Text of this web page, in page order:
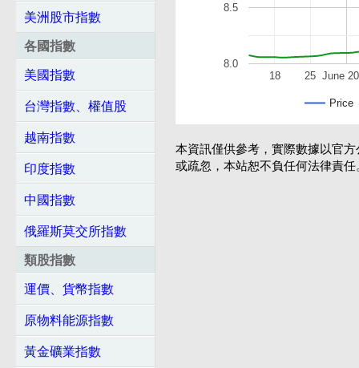
美洲股市指數
各國指數
美國指數
台灣指數、權值股
越南指數
印度指數
中國指數
俄羅斯莫交所指數
類股指數
運價、貨幣指數
原物料能源指數
黃金礦業指數
Price
June
18 25
8.0
8.5
本資訊僅供參考，實際數據以官
或疏忽，本站恕不負任何法律責任